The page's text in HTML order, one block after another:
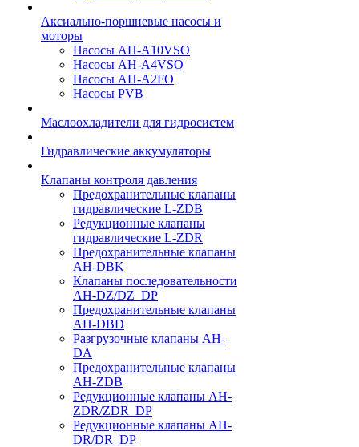
Аксиально-поршневые насосы и
моторы
Насосы AH-A10VSO
Насосы AH-A4VSO
Насосы AH-A2FO
Насосы PVB
Маслоохладители для гидросистем
Гидравлические аккумуляторы
Клапаны контроля давления
Предохранительные клапаны
гидравлические L-ZDB
Редукционные клапаны
гидравлические L-ZDR
Предохранительные клапаны
AH-DBK
Клапаны последовательности
AH-DZ/DZ_DP
Предохранительные клапаны
AH-DBD
Разгрузочные клапаны AH-
DA
Предохранительные клапаны
AH-ZDB
Редукционные клапаны AH-
ZDR/ZDR_DP
Редукционные клапаны AH-
DR/DR_DP